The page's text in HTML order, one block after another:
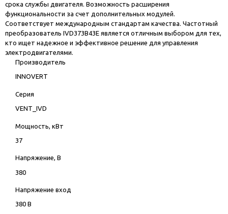
срока службы двигателя. Возможность расширения
функциональности за счет дополнительных модулей.
Соответствует международным стандартам качества. Частотный
преобразователь IVD373B43E является отличным выбором для тех,
кто ищет надежное и эффективное решение для управления
электродвигателями.
Производитель
INNOVERT
Серия
VENT_IVD
Мощность, кВт
37
Напряжение, В
380
Напряжение вход
380 В